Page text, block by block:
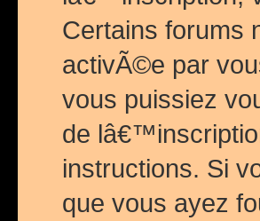
Certains forums
activÃ©e par
vous puissiez
de
instructions. Si
que vous ayez